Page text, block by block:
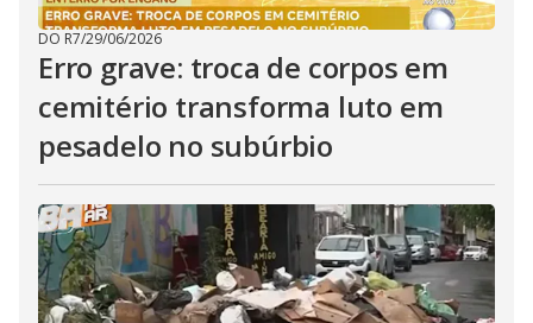
DO R7/29/06/2026
Erro grave: troca de corpos em
cemitério transforma luto em
pesadelo no subúrbio